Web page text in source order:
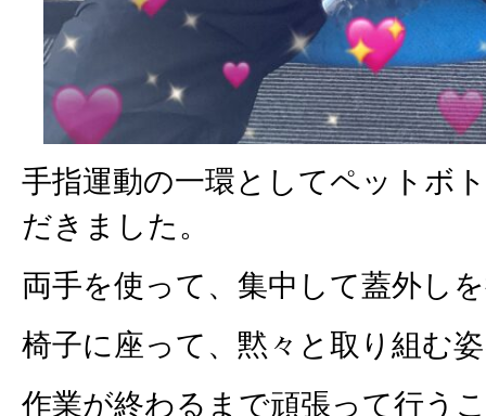
手指運動の一環としてペットボ
だきました。
両手を使って、集中して蓋外し
椅子に座って、黙々と取り組む
作業が終わるまで頑張って行う